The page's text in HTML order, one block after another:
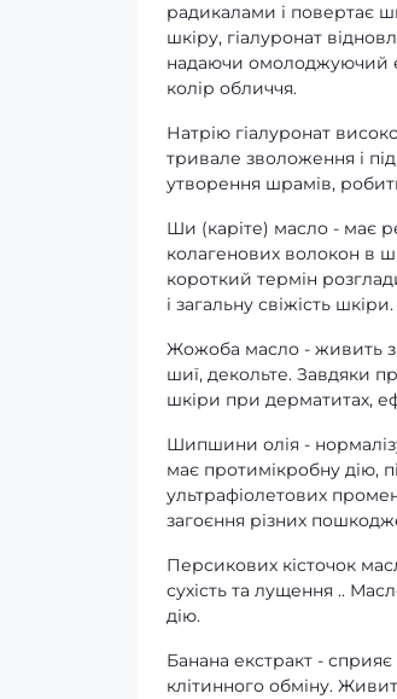
радикалами і повертає
шкіру, гіалуронат
надаючи омолоджуючий
колір обличчя.
Натрію гіалуронат
тривале зволоження і
утворення шрамів,
Ши (каріте) масло - має
колагенових волокон в
короткий термін
і загальну свіжість шкіри.
Жожоба масло - живить
шиї, декольте. Завдяки
шкіри при дерматитах,
Шипшини олія -
має протимікробну дію,
ультрафіолетових
загоєння різних
Персикових кісточок
сухість та лущення ..
дію.
Банана екстракт -
клітинного обміну.